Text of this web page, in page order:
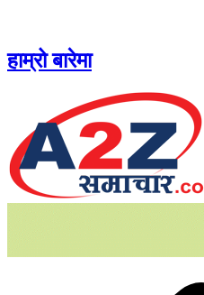
content
हाम्रो बारेमा